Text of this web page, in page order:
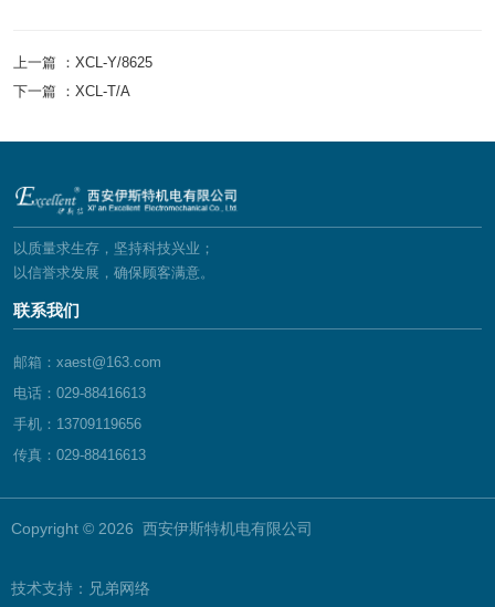
上一篇 ： XCL-Y/8625
下一篇 ： XCL-T/A
以质量求生存，坚持科技兴业；
以信誉求发展，确保顾客满意。
联系我们
邮箱：xaest@163.com
电话：029-88416613
手机：13709119656
传真：029-88416613
Copyright © 2026 西安伊斯特机电有限公司
技术支持： 兄弟网络